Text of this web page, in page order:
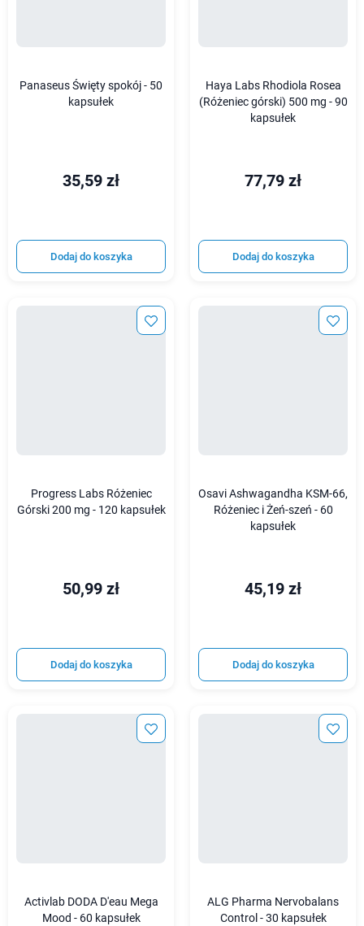
Panaseus Święty spokój - 50
kapsułek
35,59 zł
Dodaj do koszyka
Haya Labs Rhodiola Rosea
(Różeniec górski) 500 mg - 90
kapsułek
77,79 zł
Dodaj do koszyka
Progress Labs Różeniec
Górski 200 mg - 120 kapsułek
50,99 zł
Dodaj do koszyka
Osavi Ashwagandha KSM-66,
Różeniec i Żeń-szeń - 60
kapsułek
45,19 zł
Dodaj do koszyka
Activlab DODA D'eau Mega
Mood - 60 kapsułek
ALG Pharma Nervobalans
Control - 30 kapsułek